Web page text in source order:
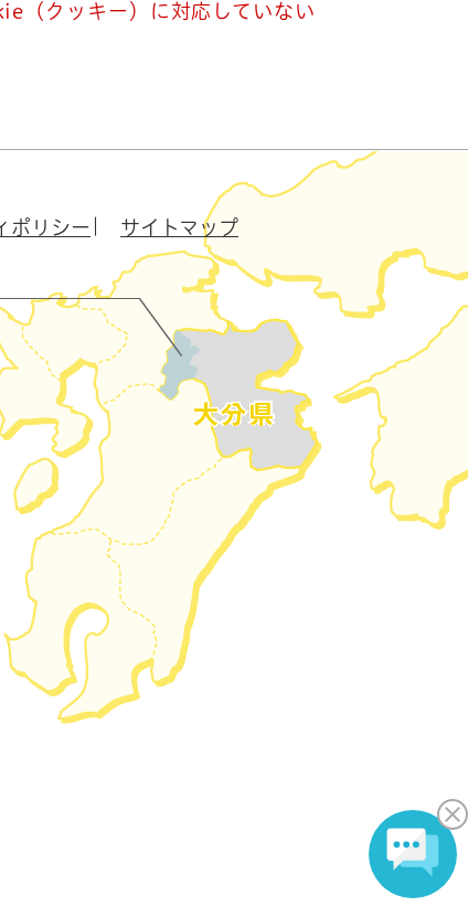
（クッキー）に対応していない
ポリシー サイトマップ